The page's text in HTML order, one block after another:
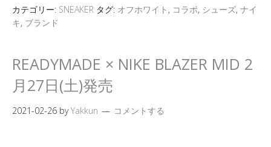
カテゴリー: SNEAKER タグ: オフホワイト , コラボ, シューズ, ナイ
キ, ブランド
READYMADE × NIKE BLAZER MID 2
月27日(土)発売
2021-02-26 byYakkun コメントする